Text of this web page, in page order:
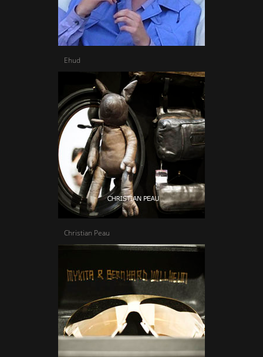
Ehud
Christian Peau